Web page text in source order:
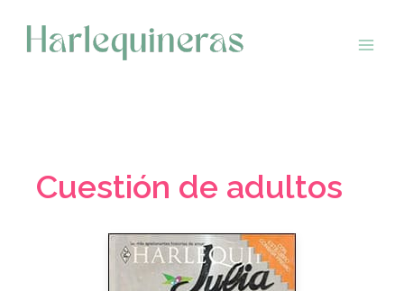
contenido
Cuestión de adultos